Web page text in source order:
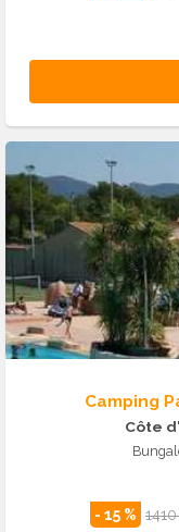
Camping
Côte
- 15 %